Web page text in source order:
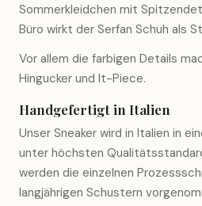
Sommerkleidchen mit
Büro wirkt der Serfan Schuh als
Vor allem die farbigen Details
Hingucker und It-Piece.
Handgefertigt in Italien
Unser Sneaker wird in Italien in
unter höchsten
werden die einzelnen
langjährigen Schustern